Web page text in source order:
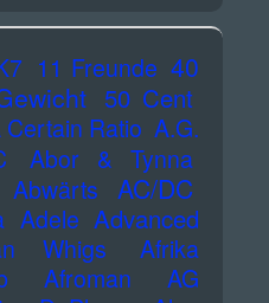
11 Freunde 40
50 Cent
Certain Ratio A.G.
Abor & Tynna
Abwärts AC/DC
Adele Advanced
Whigs
Afrika
Afroman
AG